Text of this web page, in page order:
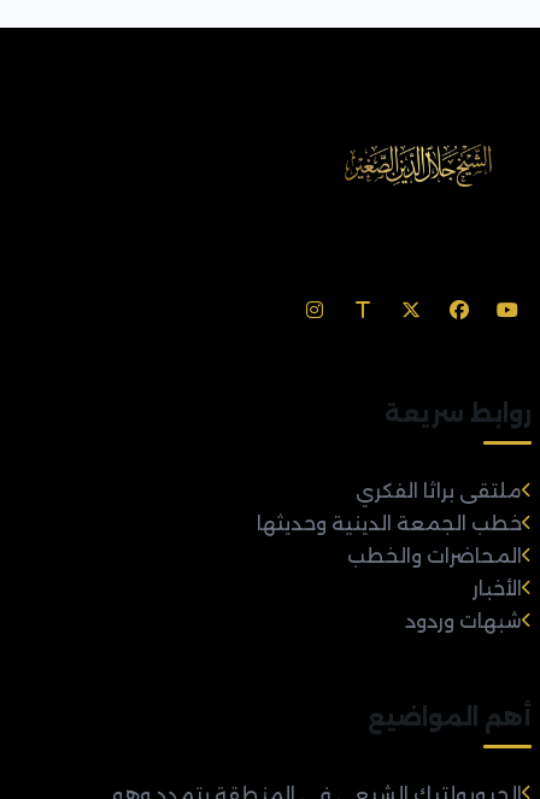
روابط سريعة
ملتقى براثا الفكري
خطب الجمعة الدينية وحديثها
المحاضرات والخطب
الأخبار
شبهات وردود
أهم المواضيع